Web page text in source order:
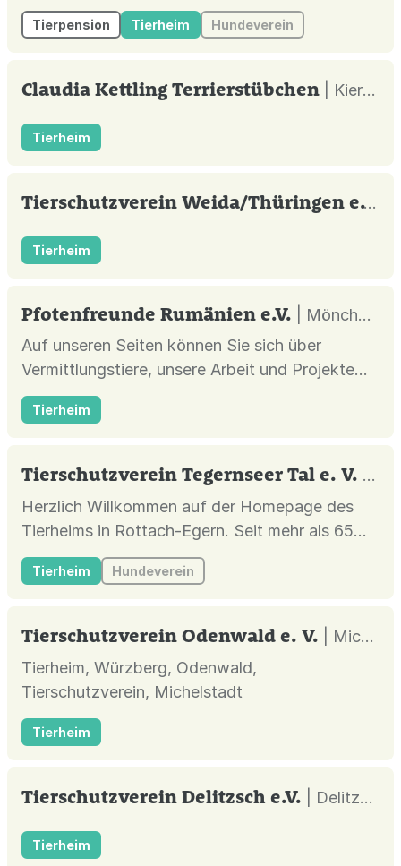
Tierpension Tierheim Hundeverein
Claudia Kettling Terrierstübchen | Kierspe |
Tierheim
Tierschutzverein Weida/Thüringen e.V.
Tierheim
Pfotenfreunde Rumänien e.V.
| Mönchengladbach |
Auf unseren Seiten können Sie sich über
Vermittlungstiere, unsere Arbeit und Projekte
vor Ort informieren.
Tierheim
Tierschutzverein Tegernseer Tal e. V. |
Herzlich Willkommen auf der Homepage des
Tierheims in Rottach-Egern. Seit mehr als 65
Jahren engagieren wir uns leidenschaftlich für
das Tierwohl und geben denjenigen eine
Tierheim Hundeverein
Tierschutzverein Odenwald e. V.
| Michelstadt |
Tierheim, Würzberg, Odenwald,
Tierschutzverein, Michelstadt
Tierheim
Tierschutzverein Delitzsch e.V. | Delitzsch |
Tierheim